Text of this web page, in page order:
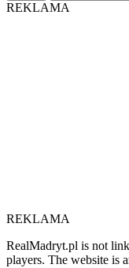
REKLAMA
REKLAMA
RealMadryt.pl is not
players. The website is